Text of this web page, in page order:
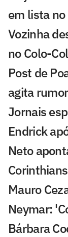
em lista
Vozinha
no Colo-
Post de
agita
Jornais
Endrick
Neto
Mauro
Neymar:
Bárbara